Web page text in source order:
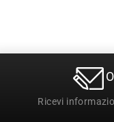
Ricevi